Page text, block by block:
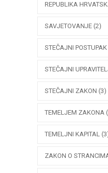
REPUBLIKA
SAVJETOVANJE (2)
STEČAJNI POSTUPAK
STEČAJNI
STEČAJNI ZAKON (3)
TEMELJEM ZAKONA
TEMELJNI KAPITAL
ZAKON O